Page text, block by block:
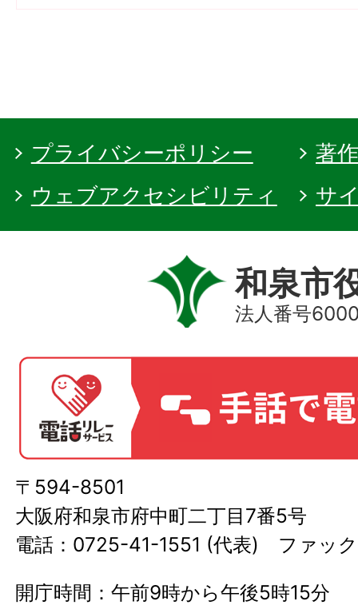
プライバシーポリシー
著
ウェブアクセシビリティ
サ
和泉市
法人番号
〒594-8501
大阪府和泉市府中町二丁目7番5号
電話：0725-41-1551 (代表) ファッ
開庁時間：午前9時から午後5時15分